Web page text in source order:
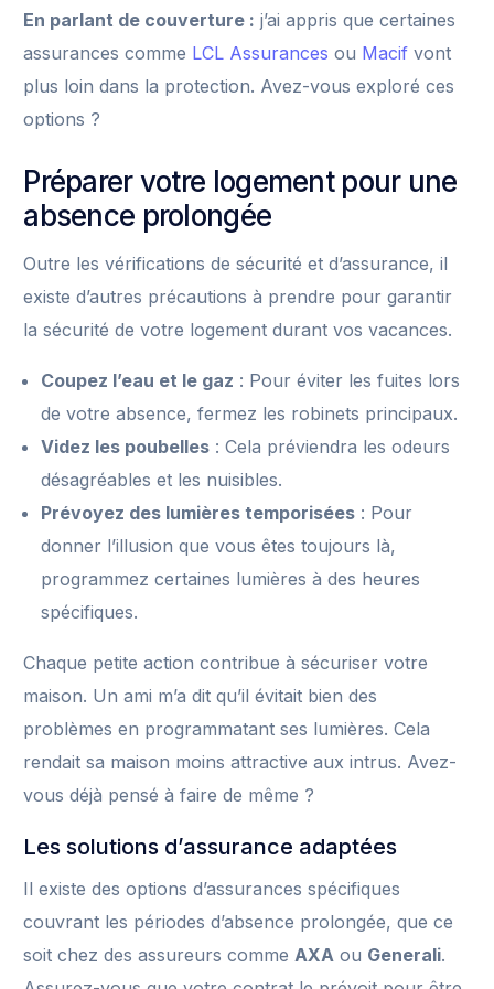
En parlant de couverture : j’ai appris que certaines
assurances comme LCL Assurances ou Macif vont
plus loin dans la protection. Avez-vous exploré ces
options ?
Préparer votre logement pour une
absence prolongée
Outre les vérifications de sécurité et d’assurance, il
existe d’autres précautions à prendre pour garantir
la sécurité de votre logement durant vos vacances.
Coupez l’eau et le gaz : Pour éviter les fuites lors
de votre absence, fermez les robinets principaux.
Videz les poubelles : Cela préviendra les odeurs
désagréables et les nuisibles.
Prévoyez des lumières temporisées : Pour
donner l’illusion que vous êtes toujours là,
programmez certaines lumières à des heures
spécifiques.
Chaque petite action contribue à sécuriser votre
maison. Un ami m’a dit qu’il évitait bien des
problèmes en programmatant ses lumières. Cela
rendait sa maison moins attractive aux intrus. Avez-
vous déjà pensé à faire de même ?
Les solutions d’assurance adaptées
Il existe des options d’assurances spécifiques
couvrant les périodes d’absence prolongée, que ce
soit chez des assureurs commeAXA ou Generali.